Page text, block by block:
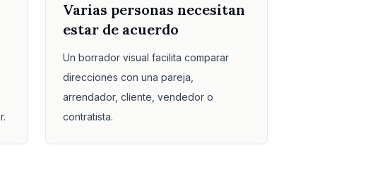
Varias personas necesitan
estar de acuerdo
Un borrador visual facilita comparar
direcciones con una pareja,
arrendador, cliente, vendedor o
contratista.